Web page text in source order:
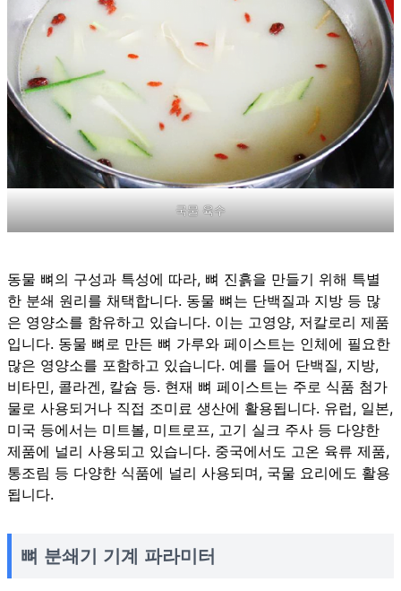
국물 육수
동물 뼈의 구성과 특성에 따라, 뼈 진흙을 만들기 위해 특별
한 분쇄 원리를 채택합니다. 동물 뼈는 단백질과 지방 등 많
은 영양소를 함유하고 있습니다. 이는 고영양, 저칼로리 제품
입니다. 동물 뼈로 만든 뼈 가루와 페이스트는 인체에 필요한
많은 영양소를 포함하고 있습니다. 예를 들어 단백질, 지방,
비타민, 콜라겐, 칼슘 등. 현재 뼈 페이스트는 주로 식품 첨가
물로 사용되거나 직접 조미료 생산에 활용됩니다. 유럽, 일본,
미국 등에서는 미트볼, 미트로프, 고기 실크 주사 등 다양한
제품에 널리 사용되고 있습니다. 중국에서도 고온 육류 제품,
통조림 등 다양한 식품에 널리 사용되며, 국물 요리에도 활용
됩니다.
뼈 분쇄기 기계 파라미터